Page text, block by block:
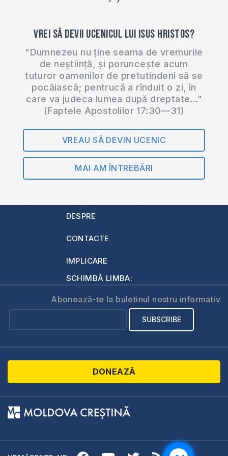
homosexualii. Ban
drept…
Vrei să devii ucenicul lui Isus Hristos?
"Dumnezeu nu ține seama de vremurile
de neștiință, și poruncește acum
tuturor oamenilor de pretutindeni să se
pocăiască; pentrucă a rînduit o zi, în
care va judeca lumea după dreptate..."
(Faptele Apostolilor 17:30—31)
VREAU SĂ DEVIN UCENIC
MAI AM ÎNTREBĂRI
DESPRE
CONTACTE
IMPLICARE
SCHIMBĂ LIMBA:
Abonează-te la buletinul nostru informativ
DONEAZĂ